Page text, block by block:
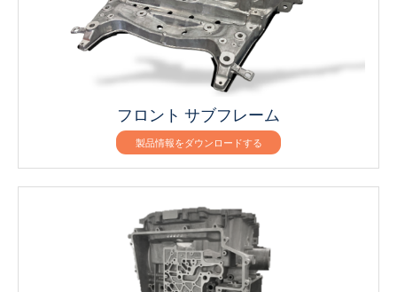
フロント サブフレーム
製品情報をダウンロードする